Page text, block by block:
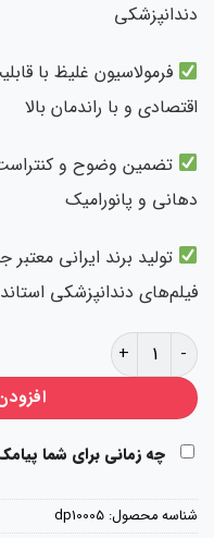
دندانپزشکی
اقتصادی و با راندمان بالا
تضمین وضوح و کنتراست
دهانی و پانورامیک
تولید برند ایرانی
فیلم‌های دندانپزشکی
ظهور و ثبوت جهان عدد
چه زمانی برای شما
شناسه محصول: dp10005